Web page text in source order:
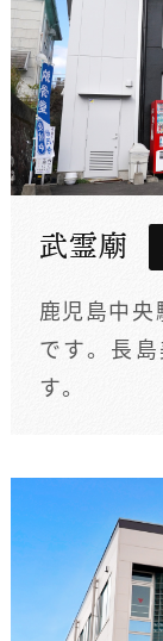
武霊廟
鹿児島中
です。長
す。